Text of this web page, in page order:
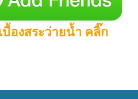
บื้องสระว่ายน้ำ คลิ๊ก